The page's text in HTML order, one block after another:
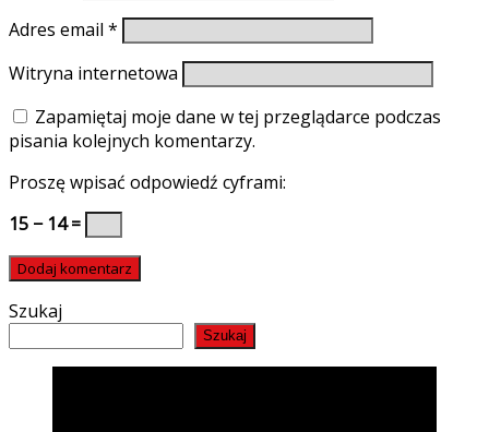
Adres email *
Witryna internetowa
Zapamiętaj moje dane w tej przeglądarce podczas
pisania kolejnych komentarzy.
Proszę wpisać odpowiedź cyframi:
15 − 14 =
Szukaj
Szukaj